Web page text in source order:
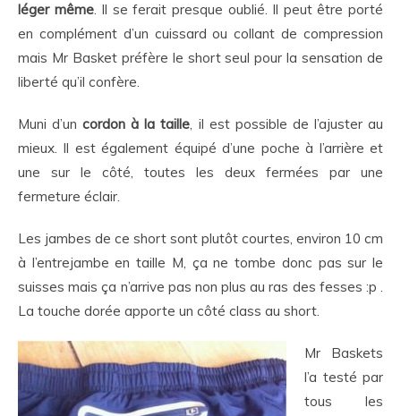
léger même. Il se ferait presque oublié. Il peut être porté
en complément d’un cuissard ou collant de compression
mais Mr Basket préfère le short seul pour la sensation de
liberté qu’il confère.
Muni d’uncordon à la taille, il est possible de l’ajuster au
mieux. Il est également équipé d’une poche à l’arrière et
une sur le côté, toutes les deux fermées par une
fermeture éclair.
Les jambes de ce short sont plutôt courtes, environ 10 cm
à l’entrejambe en taille M, ça ne tombe donc pas sur le
suisses mais ça n’arrive pas non plus au ras des fesses :p .
La touche dorée apporte un côté class au short.
Mr Baskets
l’a testé par
tous les